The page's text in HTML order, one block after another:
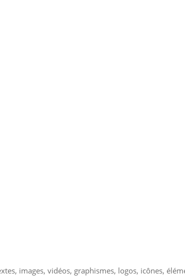
images, vidéos, graphismes, logos, icônes,